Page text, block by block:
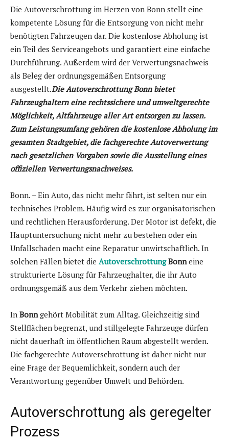
Die Autoverschrottung im Herzen von Bonn stellt eine
kompetente Lösung für die Entsorgung von nicht mehr
benötigten Fahrzeugen dar. Die kostenlose Abholung ist
ein Teil des Serviceangebots und garantiert eine einfache
Durchführung. Außerdem wird der Verwertungsnachweis
als Beleg der ordnungsgemäßen Entsorgung
ausgestellt.Die Autoverschrottung Bonn bietet
Fahrzeughaltern eine rechtssichere und umweltgerechte
Möglichkeit, Altfahrzeuge aller Art entsorgen zu lassen.
Zum Leistungsumfang gehören die kostenlose Abholung im
gesamten Stadtgebiet, die fachgerechte Autoverwertung
nach gesetzlichen Vorgaben sowie die Ausstellung eines
offiziellen Verwertungsnachweises.
Bonn. – Ein Auto, das nicht mehr fährt, ist selten nur ein
technisches Problem. Häufig wird es zur organisatorischen
und rechtlichen Herausforderung. Der Motor ist defekt, die
Hauptuntersuchung nicht mehr zu bestehen oder ein
Unfallschaden macht eine Reparatur unwirtschaftlich. In
solchen Fällen bietet die AutoverschrottungBonneine
strukturierte Lösung für Fahrzeughalter, die ihr Auto
ordnungsgemäß aus dem Verkehr ziehen möchten.
In Bonngehört Mobilität zum Alltag. Gleichzeitig sind
Stellflächen begrenzt, und stillgelegte Fahrzeuge dürfen
nicht dauerhaft im öffentlichen Raum abgestellt werden.
Die fachgerechte Autoverschrottung ist daher nicht nur
eine Frage der Bequemlichkeit, sondern auch der
Verantwortung gegenüber Umwelt und Behörden.
Autoverschrottung als geregelter
Prozess